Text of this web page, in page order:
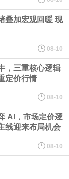
超80%。东中部地区统
据资源条件加强评估论
发展“十五五”规划》。
立后破，统筹煤矿关闭
则，推动落后产能煤矿
汰技术装备差、与生态
叠加宏观回暖 现
08-10
，三重核心逻辑
定价行情
08-10
AI，市场定价逻
线迎来布局机会
08-10